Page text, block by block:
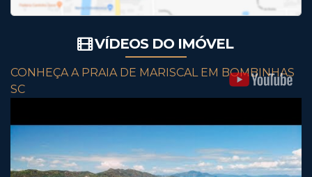
VÍDEOS DO IMÓVEL
CONHEÇA A PRAIA DE MARISCAL EM BOMBINHAS
SC